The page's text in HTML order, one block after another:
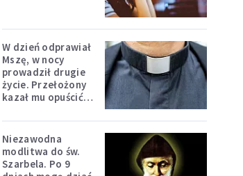
W dzień odprawiał
Mszę, w nocy
prowadził drugie
życie. Przełożony
kazał mu opuścić
Niezawodna
modlitwa do św.
Szarbela. Po 9